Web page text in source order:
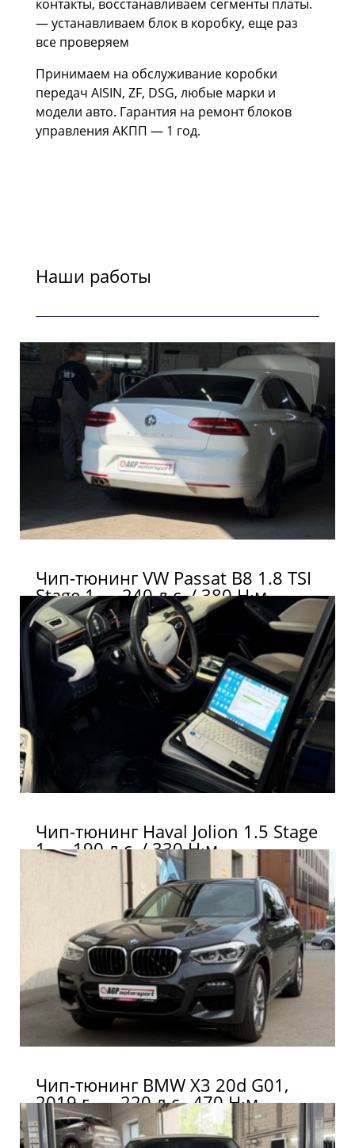
контакты, восстанавливаем сегменты платы.
— устанавливаем блок в коробку, еще раз
все проверяем
Принимаем на обслуживание коробки
передач AISIN, ZF, DSG, любые марки и
модели авто. Гарантия на ремонт блоков
управления АКПП — 1 год.
Наши работы
Чип-тюнинг VW Passat B8 1.8 TSI
Stage 1 — 240 л.с. / 380 Н·м
Чип-тюнинг Haval Jolion 1.5 Stage
1 — 190 л.с. / 330 Н·м
Чип-тюнинг BMW X3 20d G01,
2019 г. — 220 л.с., 470 Н·м